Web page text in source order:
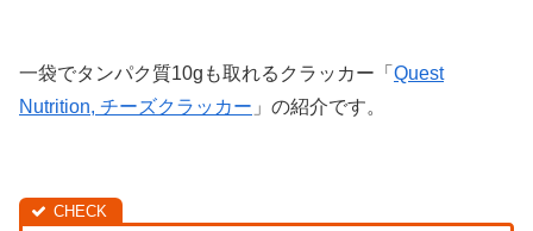
一袋でタンパク質10gも取れるクラッカー「 Quest
Nutrition, チーズクラッカー 」の紹介です。